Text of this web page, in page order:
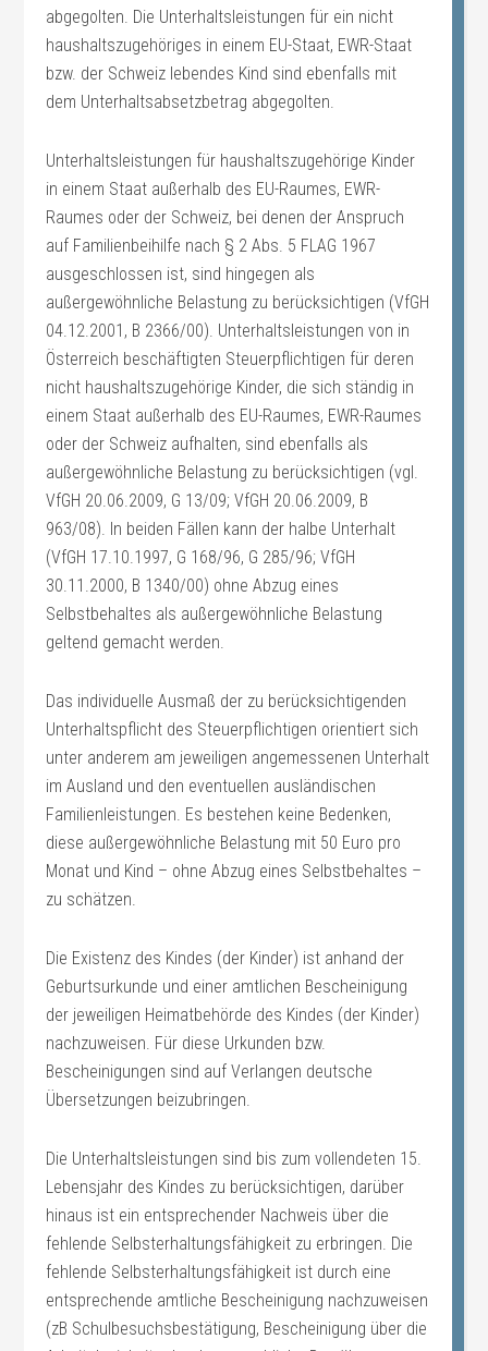
abgegolten. Die Unterhaltsleistungen für ein nicht
haushaltszugehöriges in einem EU-Staat, EWR-Staat
bzw. der Schweiz lebendes Kind sind ebenfalls mit
dem Unterhaltsabsetzbetrag abgegolten.
Unterhaltsleistungen für haushaltszugehörige Kinder
in einem Staat außerhalb des EU-Raumes, EWR-
Raumes oder der Schweiz, bei denen der Anspruch
auf Familienbeihilfe nach § 2 Abs. 5 FLAG 1967
ausgeschlossen ist, sind hingegen als
außergewöhnliche Belastung zu berücksichtigen (VfGH
04.12.2001, B 2366/00). Unterhaltsleistungen von in
Österreich beschäftigten Steuerpflichtigen für deren
nicht haushaltszugehörige Kinder, die sich ständig in
einem Staat außerhalb des EU-Raumes, EWR-Raumes
oder der Schweiz aufhalten, sind ebenfalls als
außergewöhnliche Belastung zu berücksichtigen (vgl.
VfGH 20.06.2009, G 13/09; VfGH 20.06.2009, B
963/08). In beiden Fällen kann der halbe Unterhalt
(VfGH 17.10.1997, G 168/96, G 285/96; VfGH
30.11.2000, B 1340/00) ohne Abzug eines
Selbstbehaltes als außergewöhnliche Belastung
geltend gemacht werden.
Das individuelle Ausmaß der zu berücksichtigenden
Unterhaltspflicht des Steuerpflichtigen orientiert sich
unter anderem am jeweiligen angemessenen Unterhalt
im Ausland und den eventuellen ausländischen
Familienleistungen. Es bestehen keine Bedenken,
diese außergewöhnliche Belastung mit 50 Euro pro
Monat und Kind – ohne Abzug eines Selbstbehaltes –
zu schätzen.
Die Existenz des Kindes (der Kinder) ist anhand der
Geburtsurkunde und einer amtlichen Bescheinigung
der jeweiligen Heimatbehörde des Kindes (der Kinder)
nachzuweisen. Für diese Urkunden bzw.
Bescheinigungen sind auf Verlangen deutsche
Übersetzungen beizubringen.
Die Unterhaltsleistungen sind bis zum vollendeten 15.
Lebensjahr des Kindes zu berücksichtigen, darüber
hinaus ist ein entsprechender Nachweis über die
fehlende Selbsterhaltungsfähigkeit zu erbringen. Die
fehlende Selbsterhaltungsfähigkeit ist durch eine
entsprechende amtliche Bescheinigung nachzuweisen
(zB Schulbesuchsbestätigung, Bescheinigung über die